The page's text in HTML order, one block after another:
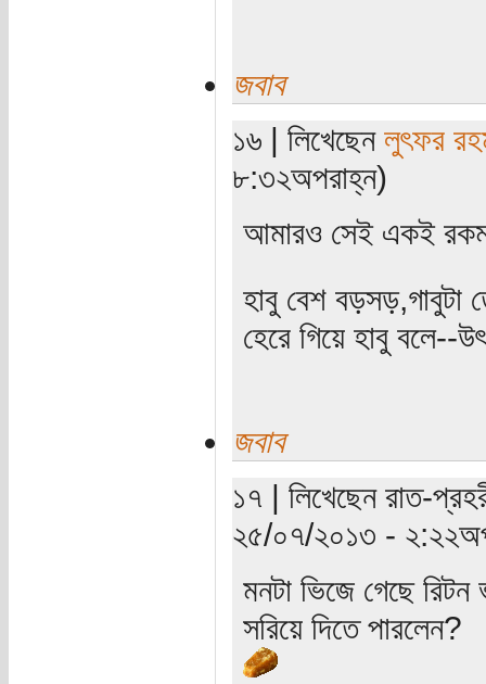
জবাব
১৬ | লিখেছেন লুৎফর
৮:৩২অপরাহ্ন)
আমারও সেই একই রকম
হাবু বেশ বড়সড়,গাবুটা
হেরে গিয়ে হাবু বলে--
জবাব
১৭ | লিখেছেন রাত-
২৫/০৭/২০১৩ -
মনটা ভিজে গেছে
সরিয়ে দিতে পারলেন?